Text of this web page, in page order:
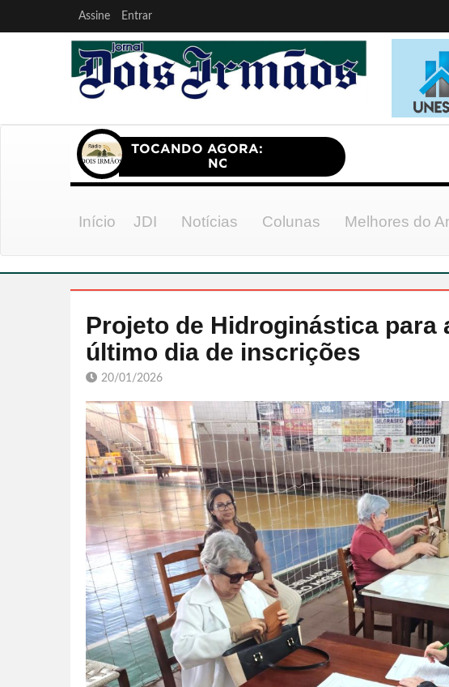
Assine Entrar
Início JDI Notícias Colunas Melhores do
Projeto de Hidroginástica para
último dia de inscrições
20/01/2026